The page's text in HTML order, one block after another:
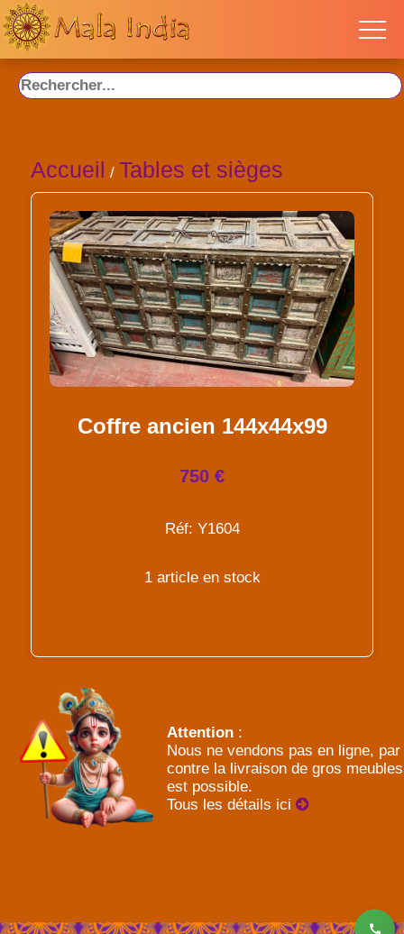
Accueil / Tables et sièges
Coffre ancien 144x44x99
750 €
Réf: Y1604
1 article en stock
Attention :
Nous ne vendons pas en ligne, par
contre la livraison de gros meubles
est possible.
Tous les détails ici